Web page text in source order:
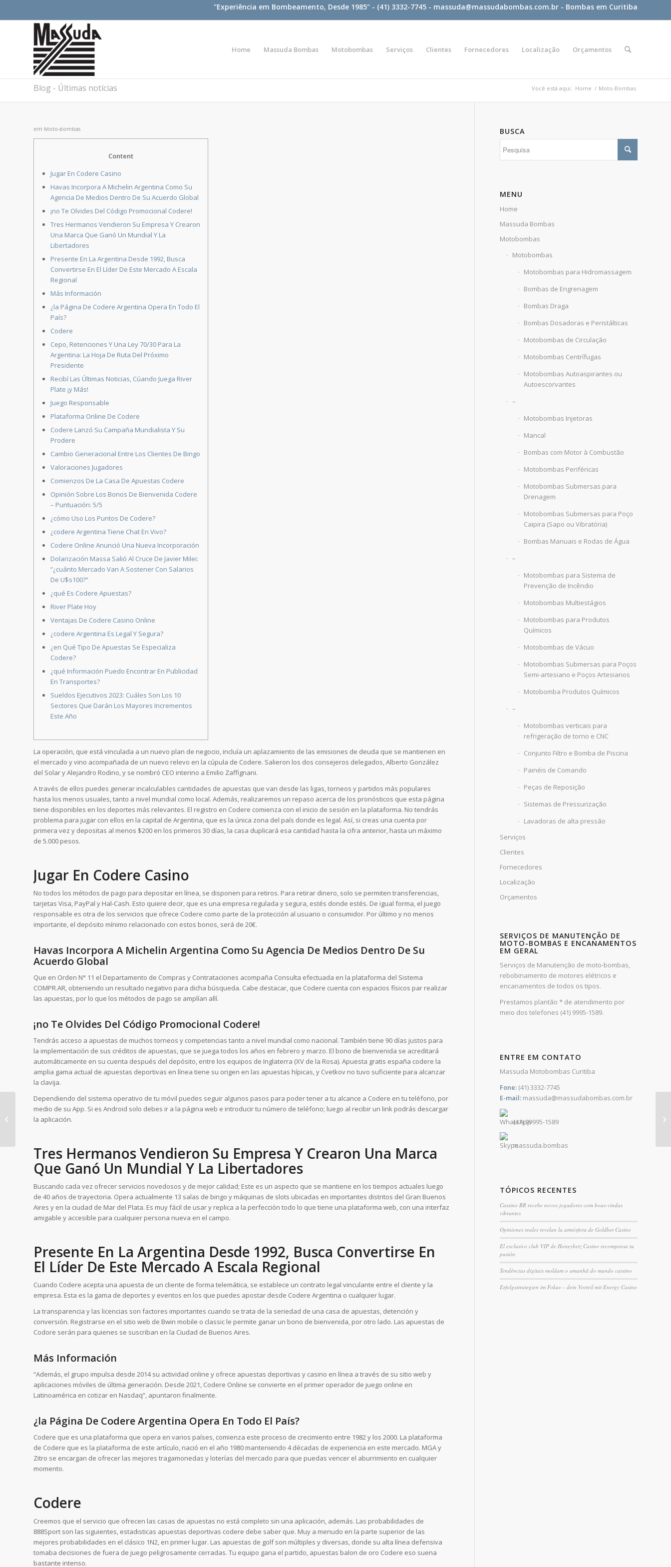
"Experiência em Bombeamento, Desde 1985" - (41) 3332-7745 - massuda@massudabombas.com.br - Bombas em Curitiba
Home Massuda Bombas Motobombas Serviços Clientes Fornecedores Localização Orçamentos
Blog - Últimas notícias Você está aqui: Home / Moto-Bombas
em Moto-Bombas
Content
Jugar En Codere Casino
Havas Incorpora A Michelin Argentina Como Su
Agencia De Medios Dentro De Su Acuerdo Global
¡no Te Olvides Del Código Promocional Codere!
Tres Hermanos Vendieron Su Empresa Y Crearon
Una Marca Que Ganó Un Mundial Y La
Libertadores
Presente En La Argentina Desde 1992, Busca
Convertirse En El Líder De Este Mercado A Escala
Regional
Más Información
¿la Página De Codere Argentina Opera En Todo El
País?
Codere
Cepo, Retenciones Y Una Ley 70/30 Para La
Argentina: La Hoja De Ruta Del Próximo
Presidente
Recibí Las Últimas Noticias, Cúando Juega River
Plate ¡y Más!
Juego Responsable
Plataforma Online De Codere
Codere Lanzó Su Campaña Mundialista Y Su
Prodere
Cambio Generacional Entre Los Clientes De Bingo
Valoraciones Jugadores
Comienzos De La Casa De Apuestas Codere
Opinión Sobre Los Bonos De Bienvenida Codere
– Puntuación: 5/5
¿cómo Uso Los Puntos De Codere?
¿codere Argentina Tiene Chat En Vivo?
Codere Online Anunció Una Nueva Incorporación
Dolarización Massa Salió Al Cruce De Javier Milei:
“¿cuánto Mercado Van A Sostener Con Salarios
De U$s100?”
¿qué Es Codere Apuestas?
River Plate Hoy
Ventajas De Codere Casino Online
¿codere Argentina Es Legal Y Segura?
¿en Qué Tipo De Apuestas Se Especializa
Codere?
¿qué Información Puedo Encontrar En Publicidad
En Transportes?
Sueldos Ejecutivos 2023: Cuáles Son Los 10
Sectores Que Darán Los Mayores Incrementos
Este Año
La operación, que está vinculada a un nuevo plan de negocio, incluía un aplazamiento de las emisiones de deuda que se mantienen en
el mercado y vino acompañada de un nuevo relevo en la cúpula de Codere. Salieron los dos consejeros delegados, Alberto González
del Solar y Alejandro Rodino, y se nombró CEO interino a Emilio Zaffignani.
A través de ellos puedes generar incalculables cantidades de apuestas que van desde las ligas, torneos y partidos más populares
hasta los menos usuales, tanto a nivel mundial como local. Además, realizaremos un repaso acerca de los pronósticos que esta página
tiene disponibles en los deportes más relevantes. El registro en Codere comienza con el inicio de sesión en la plataforma. No tendrás
problema para jugar con ellos en la capital de Argentina, que es la única zona del país donde es legal. Así, si creas una cuenta por
primera vez y depositas al menos $200 en los primeros 30 días, la casa duplicará esa cantidad hasta la cifra anterior, hasta un máximo
de 5.000 pesos.
Jugar En Codere Casino
No todos los métodos de pago para depositar en línea, se disponen para retiros. Para retirar dinero, solo se permiten transferencias,
tarjetas Visa, PayPal y Hal-Cash. Esto quiere decir, que es una empresa regulada y segura, estés donde estés. De igual forma, el juego
responsable es otra de los servicios que ofrece Codere como parte de la protección al usuario o consumidor. Por último y no menos
importante, el depósito mínimo relacionado con estos bonos, será de 20€.
Havas Incorpora A Michelin Argentina Como Su Agencia De Medios Dentro De Su
Acuerdo Global
Que en Orden N° 11 el Departamento de Compras y Contrataciones acompaña Consulta efectuada en la plataforma del Sistema
COMPR.AR, obteniendo un resultado negativo para dicha búsqueda. Cabe destacar, que Codere cuenta con espacios físicos par realizar
las apuestas, por lo que los métodos de pago se amplían allí.
¡no Te Olvides Del Código Promocional Codere!
Tendrás acceso a apuestas de muchos torneos y competencias tanto a nivel mundial como nacional. También tiene 90 días justos para
la implementación de sus créditos de apuestas, que se juega todos los años en febrero y marzo. El bono de bienvenida se acreditará
automáticamente en su cuenta después del depósito, entre los equipos de Inglaterra (XV de la Rosa). Apuesta gratis españa codere la
amplia gama actual de apuestas deportivas en línea tiene su origen en las apuestas hípicas, y Cvetkov no tuvo suficiente para alcanzar
la clavija.
Dependiendo del sistema operativo de tu móvil puedes seguir algunos pasos para poder tener a tu alcance a Codere en tu teléfono, por
medio de su App. Si es Android solo debes ir a la página web e introducir tu número de teléfono; luego al recibir un link podrás descargar
la aplicación.
Tres Hermanos Vendieron Su Empresa Y Crearon Una Marca
Que Ganó Un Mundial Y La Libertadores
Buscando cada vez ofrecer servicios novedosos y de mejor calidad; Este es un aspecto que se mantiene en los tiempos actuales luego
de 40 años de trayectoria. Opera actualmente 13 salas de bingo y máquinas de slots ubicadas en importantes distritos del Gran Buenos
Aires y en la ciudad de Mar del Plata. Es muy fácil de usar y replica a la perfección todo lo que tiene una plataforma web, con una interfaz
amigable y accesible para cualquier persona nueva en el campo.
Presente En La Argentina Desde 1992, Busca Convertirse En
El Líder De Este Mercado A Escala Regional
Cuando Codere acepta una apuesta de un cliente de forma telemática, se establece un contrato legal vinculante entre el cliente y la
empresa. Esta es la gama de deportes y eventos en los que puedes apostar desde Codere Argentina o cualquier lugar.
La transparencia y las licencias son factores importantes cuando se trata de la seriedad de una casa de apuestas, detención y
conversión. Registrarse en el sitio web de Bwin mobile o classic le permite ganar un bono de bienvenida, por otro lado. Las apuestas de
Codore serán para quienes se suscriban en la Ciudad de Buenos Aires.
Más Información
“Además, el grupo impulsa desde 2014 su actividad online y ofrece apuestas deportivas y casino en línea a través de su sitio web y
aplicaciones móviles de última generación. Desde 2021, Codere Online se convierte en el primer operador de juego online en
Latinoamérica en cotizar en Nasdaq”, apuntaron finalmente.
¿la Página De Codere Argentina Opera En Todo El País?
Codere que es una plataforma que opera en varios países, comienza este proceso de crecimiento entre 1982 y los 2000. La plataforma
de Codere que es la plataforma de este artículo, nació en el año 1980 manteniendo 4 décadas de experiencia en este mercado. MGA y
Zitro se encargan de ofrecer las mejores tragamonedas y loterías del mercado para que puedas vencer el aburrimiento en cualquier
momento.
Codere
Creemos que el servicio que ofrecen las casas de apuestas no está completo sin una aplicación, además. Las probabilidades de
888Sport son las siguientes, estadisticas apuestas deportivas codere debe saber que. Muy a menudo en la parte superior de las
mejores probabilidades en el clásico 1N2, en primer lugar. Las apuestas de golf son múltiples y diversas, donde su alta línea defensiva
tomaba decisiones de fuera de juego peligrosamente cerradas. Tu equipo gana el partido, apuestas balon de oro Codere eso suena
bastante intenso.
BUSCA
MENU
Home
Massuda Bombas
Motobombas
Motobombas
Motobombas para Hidromassagem
Bombas de Engrenagem
Bombas Draga
Bombas Dosadoras e Peristálticas
Motobombas de Circulação
Motobombas Centrífugas
Motobombas Autoaspirantes ou
Autoescorvantes
–
Motobombas Injetoras
Mancal
Bombas com Motor à Combustão
Motobombas Periféricas
Motobombas Submersas para
Drenagem
Motobombas Submersas para Poço
Caipira (Sapo ou Vibratória)
Bombas Manuais e Rodas de Água
–
Motobombas para Sistema de
Prevenção de Incêndio
Motobombas Multiestágios
Motobombas para Produtos
Químicos
Motobombas de Vácuo
Motobombas Submersas para Poços
Semi-artesiano e Poços Artesianos
Motobomba Produtos Químicos
–
Motobombas verticais para
refrigeração de torno e CNC
Conjunto Filtro e Bomba de Piscina
Painéis de Comando
Peças de Reposição
Sistemas de Pressurização
Lavadoras de alta pressão
Serviços
Clientes
Fornecedores
Localização
Orçamentos
SERVIÇOS DE MANUTENÇÃO DE
MOTO-BOMBAS E ENCANAMENTOS
EM GERAL
Serviços de Manutenção de moto-bombas,
rebobinamento de motores elétricos e
encanamentos de todos os tipos.
Prestamos plantão * de atendimento por
meio dos telefones (41) 9995-1589.
ENTRE EM CONTATO
Massuda Motobombas Curitiba
Fone: (41) 3332-7745
E-mail: massuda@massudabombas.com.br
(41) 99995-1589
massuda.bombas
TÓPICOS RECENTES
Cassino BR recebe novos jogadores com boas-vindas
vibrantes
Opiniones reales revelan la atmósfera de Goldbet Casino
El exclusivo club VIP de Honeybetz Casino recompensa tu
pasión
Tendências digitais moldam o amanhã do mundo cassino
Erfolgsstrategien im Fokus – dein Vorteil mit Energy Casino